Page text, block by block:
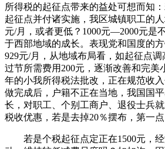
所得税的起征点带来的益处可想而知
起征点并付诸实施，我区城镇职工的
元/月，或者更低？1000元—2000元是
于西部地域的成长。表现党和国度的
929元/月，从地域布局看，如起征点
过节所需费用200元，逐渐改善和完美
年的小我所得税法批改，正在规范收
做完成后，户籍不正在当地，我国国
长，对职工、个别工商户、退役士兵
税收优惠，若是去掉20％摆布，第一点
若是个税起征点定正在1500元，经